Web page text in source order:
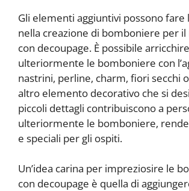
Gli elementi aggiuntivi possono fare
nella creazione di bomboniere per
con decoupage. È possibile arricchire
ulteriormente le bomboniere con
nastrini, perline, charm, fiori secchi
altro elemento decorativo che si
piccoli dettagli contribuiscono a
ulteriormente le bomboniere,
e speciali per gli ospiti.
Un’idea carina per impreziosire le
con decoupage è quella di